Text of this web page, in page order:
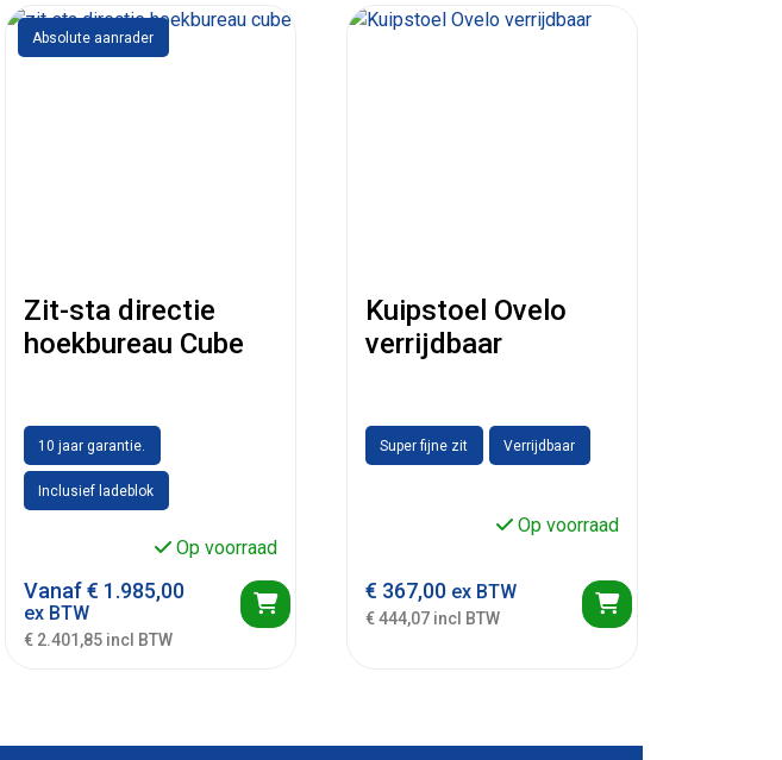
Absolute aanrader
Zit-sta directie
hoekbureau Cube
10 jaar garantie.
Inclusief ladeblok
Op voorraad
Vanaf€ 1.985,00
ex BTW
€ 2.401,85 incl BTW
Kuipstoel Ovelo
verrijdbaar
Super fijne zit Verrijdbaar
Op voorraad
€ 367,00 ex BTW
€ 444,07 incl BTW